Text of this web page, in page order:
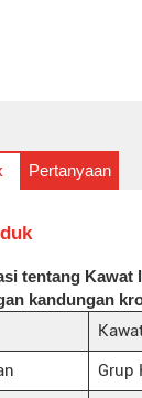
Pertanyaan
tentang Kawat
kandungan
Grup